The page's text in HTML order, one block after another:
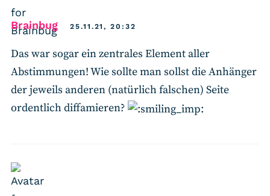
Brainbugsays:25.11.21, 20:32
Das war sogar ein zentrales Element aller
Abstimmungen! Wie sollte man sollst die Anhänger
der jeweils anderen (natürlich falschen) Seite
ordentlich diffamieren?